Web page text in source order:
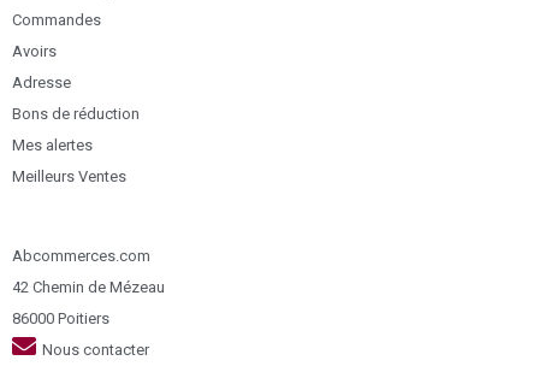
Commandes
Avoirs
Adresse
Bons de réduction
Mes alertes
Meilleurs Ventes
Abcommerces.com
42 Chemin de Mézeau
86000 Poitiers
Nous contacter